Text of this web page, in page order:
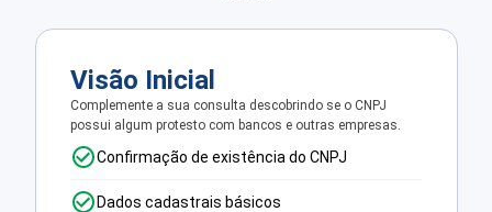
Visão Inicial
Complemente a sua consulta descobrindo se o CNPJ
possui algum protesto com bancos e outras empresas.
Confirmação de existência do CNPJ
Dados cadastrais básicos